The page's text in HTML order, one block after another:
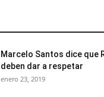
Marcelo Santos dice que
deben dar a respetar
enero 23, 2019